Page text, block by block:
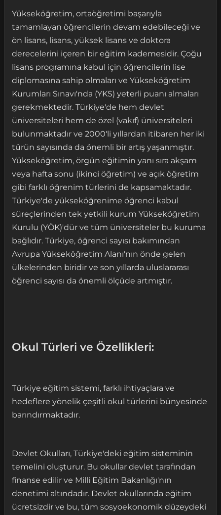
Yükseköğretim, ortaöğretimi başarıyla
tamamlayan öğrencilerin devam edebileceği ve
ön lisans, lisans, yüksek lisans ve doktora
derecelerini içeren bir eğitim kademesidir. Çoğu
lisans programına kabul için öğrencilerin lise
diplomasına sahip olmaları ve Yükseköğretim
Kurumları Sınavı'nda (YKS) yeterli puanı almaları
gerekmektedir. Türkiye'de hem devlet
üniversiteleri hem de özel (vakıf) üniversiteleri
bulunmaktadır ve 2000'li yıllardan itibaren her iki
türün sayısında da önemli bir artış yaşanmıştır.
Yükseköğretim, örgün eğitimin yanı sıra akşam
veya hafta sonu (ikinci öğretim) ve açık öğretim
gibi farklı öğrenim türlerini de kapsamaktadır.
Türkiye'de yükseköğrenime öğrenci kabul
süreçlerinden tek yetkili kurum Yükseköğretim
Kurulu (YÖK)'dür ve tüm üniversiteler bu kuruma
bağlıdır. Türkiye, öğrenci sayısı bakımından
Avrupa Yükseköğretim Alanı'nın önde gelen
ülkelerinden biridir ve son yıllarda uluslararası
öğrenci sayısı da önemli ölçüde artmıştır.
Okul Türleri ve Özellikleri:
Türkiye eğitim sistemi, farklı ihtiyaçlara ve
hedeflere yönelik çeşitli okul türlerini bünyesinde
barındırmaktadır.
Devlet Okulları, Türkiye'deki eğitim sisteminin
temelini oluşturur. Bu okullar devlet tarafından
finanse edilir ve Milli Eğitim Bakanlığı'nın
denetimi altındadır. Devlet okullarında eğitim
ücretsizdir ve bu, tüm sosyoekonomik düzeydeki